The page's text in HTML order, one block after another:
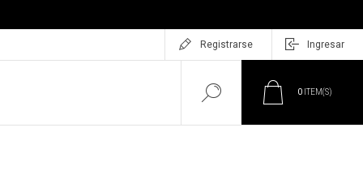
Registrarse Ingresar
0 ITEM(S)